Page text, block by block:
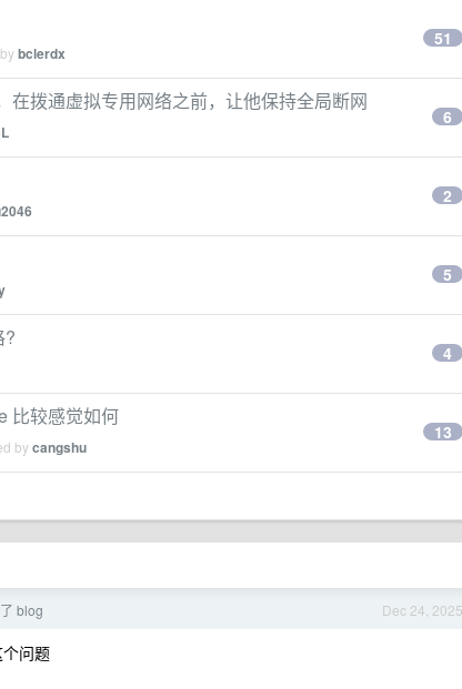
bclerdx
51
拨通虚拟专用网络之前，让他保持全局断网
6
2
5
?
4
比较感觉如何
bycangshu
13
Dec 24, 2025
blog
问题